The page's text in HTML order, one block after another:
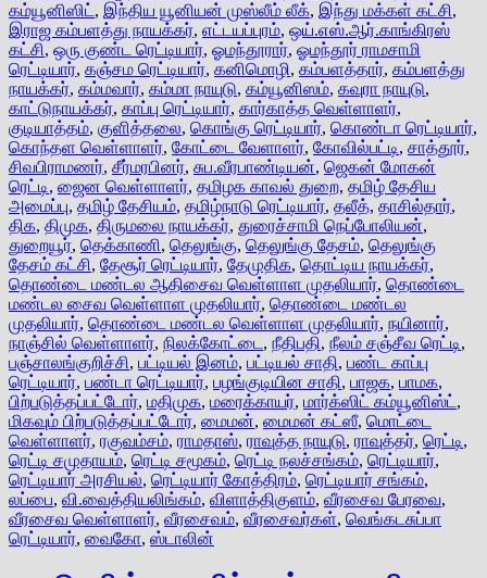
கம்யூனிஸிட், இந்திய யூனியன் முஸ்லீம் லீக், இந்து மக்கள் கட்சி,
இராஜ கம்பளத்து நாயக்கர், எட்டயப்புரம், ஒய்.எஸ்.ஆர்.காங்கிரஸ்
கட்சி, ஒரு குண்ட ரெட்டியார், ஓமந்தூரார், ஓமந்தூர் ராமசாமி
ரெட்டியார், கஞ்சம ரெட்டியார், கனிமொழி, கம்பளத்தார், கம்பளத்து
நாயக்கர், கம்மவார், கம்மா நாயுடு, கம்யூனிஸம், கவுரா நாயுடு,
காட்டுநாயக்கர், காப்பு ரெட்டியார், கார்காத்த வெள்ளாளர்,
குடியாத்தம், குளித்தலை, கொங்கு ரெட்டியார், கொண்டா ரெட்டியார்,
கொந்தள வெள்ளாளர், கோட்டை வேளாளர், கோவில்பட்டி, சாத்தூர்,
சிவபிராமணர், சீர்மரபினர், சுப.வீரபாண்டியன், ஜெகன் மோகன்
ரெட்டி, ஜைன வெள்ளாளர், தமிழக காவல் துறை, தமிழ் தேசிய
அமைப்பு, தமிழ் தேசியம், தமிழ்நாடு ரெட்டியார், தலீத், தாசில்தார்,
திக, திமுக, திருமலை நாயக்கர், துரைச்சாமி நெப்போலியன்,
துறையூர், தெக்காணி, தெலுங்கு, தெலுங்கு தேசம், தெலுங்கு
தேசம் கட்சி, தேசூர் ரெட்டியார், தேமுதிக, தொட்டிய நாயக்கர்,
தொண்டை மண்டல ஆதிசைவ வெள்ளாள முதலியார், தொண்டை
மண்டல சைவ வெள்ளாள முதலியார், தொண்டை மண்டல
முதலியார், தொண்டை மண்டல வெள்ளாள முதலியார், நயினார்,
நாஞ்சில் வெள்ளாளர், நிலக்கோட்டை, நீதிபதி, நீலம் சஞ்சீவ ரெட்டி,
பஞ்சாலங்குறிச்சி, பட்டியல் இனம், பட்டியல் சாதி, பண்ட காப்பு
ரெட்டியார், பண்டா ரெட்டியார், பழங்குடியின சாதி, பாஜக, பாமக,
பிற்படுத்தப்பட்டோர், மதிமுக, மரைக்காயர், மார்க்ஸிட் கம்யூனிஸ்ட்,
மிகவும் பிற்படுத்தப்பட்டோர், மைமன், மைமன் கட்ஸீ, மொட்டை
வெள்ளாளர், ரகுவம்சம், ராமதாஸ், ராவுத்த நாயுடு, ராவுத்தர், ரெட்டி,
ரெட்டி சமுதாயம், ரெட்டி சமூகம், ரெட்டி நலச்சங்கம், ரெட்டியார்,
ரெட்டியார் அரசியல், ரெட்டியார் கோத்திரம், ரெட்டியார் சங்கம்,
லப்பை, வி.வைத்தியலிங்கம், விளாத்திகுளம், வீரசைவ பேரவை,
வீரசைவ வெள்ளாளர், வீரசைவம், வீரசைவர்கள், வெங்கடசுப்பா
ரெட்டியார், வைகோ, ஸ்டாலின்